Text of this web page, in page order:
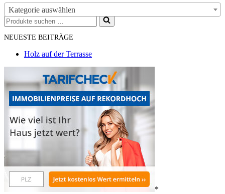
Kategorie auswählen
Suchen
nach …
NEUESTE BEITRÄGE
Holz auf der Terrasse
*